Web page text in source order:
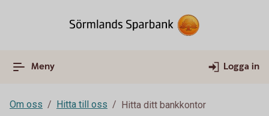
Meny Logga in
Om oss Hitta till oss Hitta ditt bankkontor